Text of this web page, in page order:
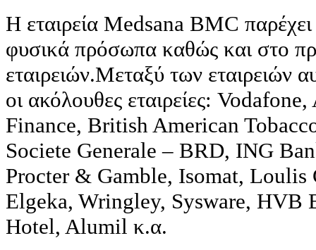
Η εταιρεία Medsana BMC παρέχει
φυσικά πρόσωπα καθώς και στο
εταιρειών.Μεταξύ των εταιρειών
οι ακόλουθες εταιρείες:
Finance, British American
Societe Generale – BRD, ING
Procter & Gamble, Isomat, Loulis
Elgeka, Wringley, Sysware, HVB
Hotel, Alumil κ.α.